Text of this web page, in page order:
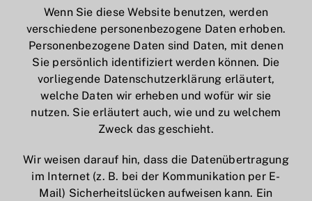
Wenn Sie diese Website benutzen, werden
verschiedene personenbezogene Daten erhoben.
Personenbezogene Daten sind Daten, mit denen
Sie persönlich identifiziert werden können. Die
vorliegende Datenschutzerklärung erläutert,
welche Daten wir erheben und wofür wir sie
nutzen. Sie erläutert auch, wie und zu welchem
Zweck das geschieht.
Wir weisen darauf hin, dass die Datenübertragung
im Internet (z. B. bei der Kommunikation per E-
Mail) Sicherheitslücken aufweisen kann. Ein